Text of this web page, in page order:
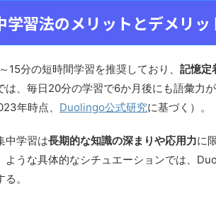
学習法のメリットとデメリッ
15分の短時間学習を推奨しており、 記憶定
は、毎日20分の学習で6か月後にも語彙力
年時点、 Duolingo公式研究に基づく）。
中学習は長期的な知識の深まりや応用力に
ような具体的なシチュエーションでは、
。